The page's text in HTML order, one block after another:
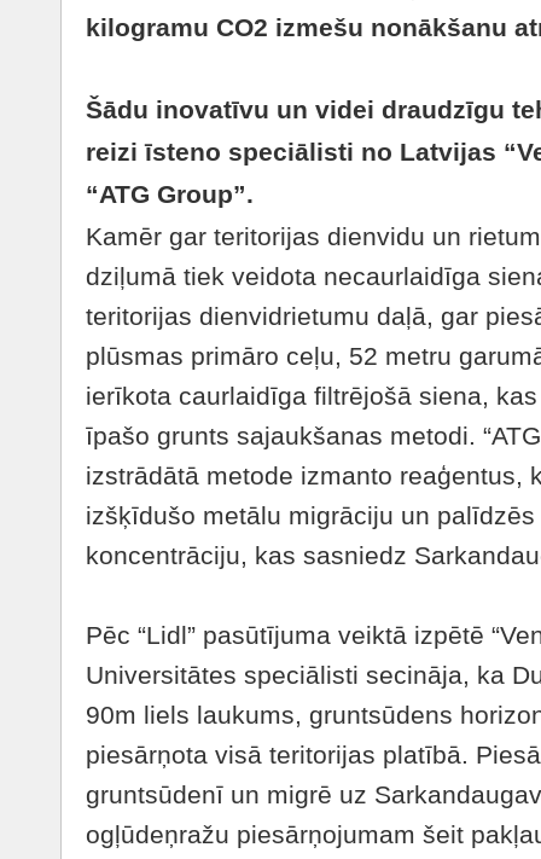
kilogramu CO2 izmešu nonākšanu
Šādu inovatīvu un videi draudzīgu
reizi īsteno speciālisti no Latvijas
“ATG Group”.
Kamēr gar teritorijas dienvidu un
dziļumā tiek veidota necaurlaidīga
teritorijas dienvidrietumu daļā, gar
plūsmas primāro ceļu, 52 metru
ierīkota caurlaidīga filtrējošā siena, kas
īpašo grunts sajaukšanas metodi.
izstrādātā metode izmanto reaģentus,
izšķīdušo metālu migrāciju un
koncentrāciju, kas sasniedz
Pēc “Lidl” pasūtījuma veiktā izpētē
Universitātes speciālisti secināja, ka
90m liels laukums, gruntsūdens
piesārņota visā teritorijas platībā.
gruntsūdenī un migrē uz
ogļūdeņražu piesārņojumam šeit